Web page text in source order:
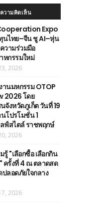
ความคิดเห็น
Expo
นไทย–จีน ชู AI–หุ่น
วามร่วมมือ
หกรรมใหม่
2026
นมหกรรม OTOP
2026 โดย
งหวัดภูเก็ต วันที่ 19
โปรโมชั่น 1
ฟ์สไตล์ ราชพฤกษ์
2026
รู้ "เลือกซื้อ เลือกกิน
ครั้งที่ 4 ณ ตลาดสด
ลอดภัยใจกลาง
2026